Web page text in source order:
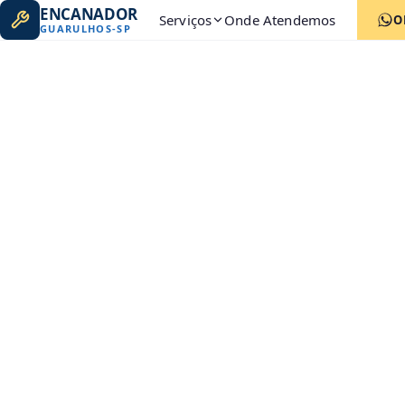
ENCANADOR
GUARULHOS-SP Serviços Onde Atendemos